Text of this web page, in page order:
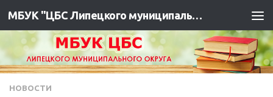
МБУК "ЦБС Липецкого муниципального района"
НОВОСТИ